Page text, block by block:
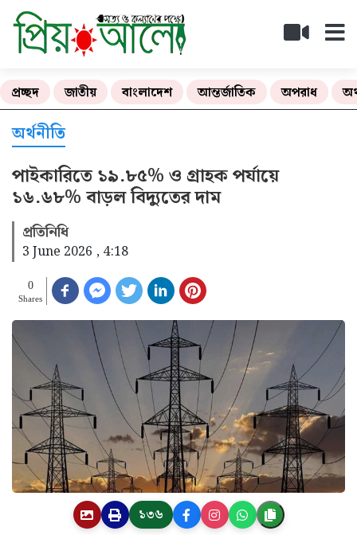
প্রচ্ছদ জাতীয় বাংলাদেশ আন্তর্জাতিক অপরাধ
অর্থনীতি
পাইকারিতে ১৯.৮৫% ও গ্রাহক পর্যায়ে
১৬.৬৮% বাড়ল বিদ্যুতের দাম
প্রতিনিধি
3 June 2026 , 4:18
0
Shares
১৩৬